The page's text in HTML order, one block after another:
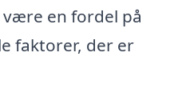
en fordel på
faktorer, der er